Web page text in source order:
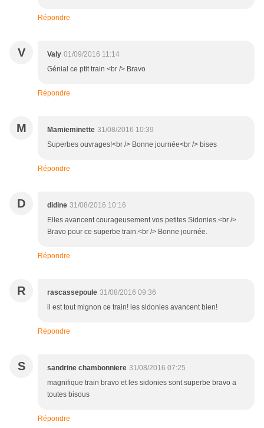
Répondre
V Valy 01/09/2016 11:14
Génial ce ptit train <br /> Bravo
Répondre
M Mamieminette 31/08/2016 10:39
Superbes ouvrages!<br /> Bonne journée<br /> bises
Répondre
D didine 31/08/2016 10:16
Elles avancent courageusement vos petites Sidonies.<br />
Bravo pour ce superbe train.<br /> Bonne journée.
Répondre
R rascassepoule 31/08/2016 09:36
il est tout mignon ce train! les sidonies avancent bien!
Répondre
S sandrine chambonniere 31/08/2016 07:25
magnifique train bravo et les sidonies sont superbe bravo a
toutes bisous
Répondre